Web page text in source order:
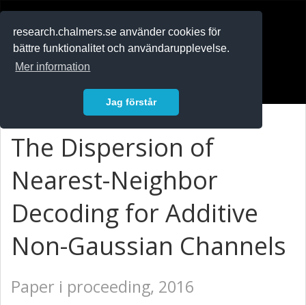
research.chalmers.se använder cookies för
bättre funktionalitet och användarupplevelse.
Mer information
Jag förstår
The Dispersion of
Nearest-Neighbor
Decoding for Additive
Non-Gaussian Channels
Paper i proceeding, 2016